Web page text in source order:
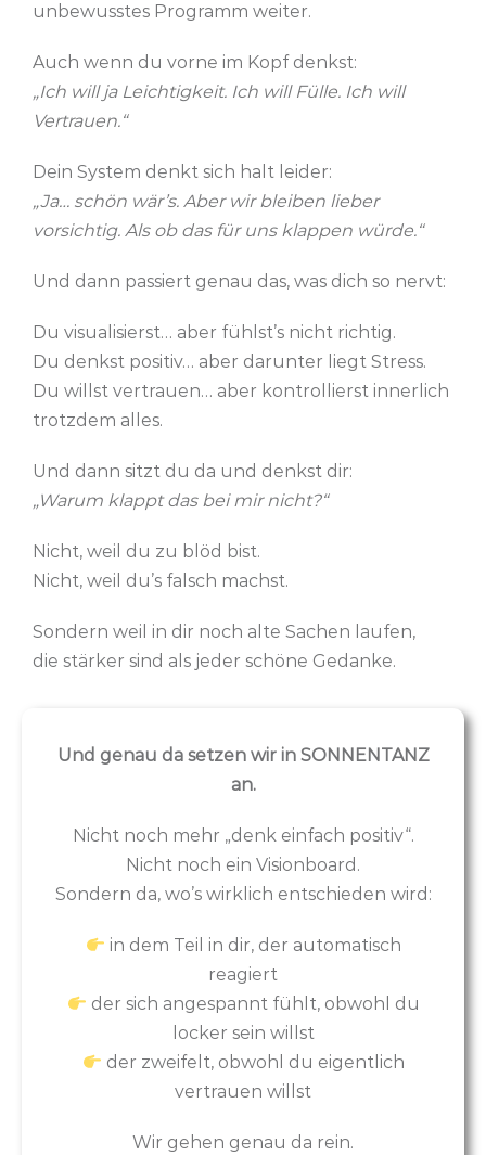
unbewusstes Programm weiter.
Auch wenn du vorne im Kopf denkst:
„Ich will ja Leichtigkeit. Ich will Fülle. Ich will
Vertrauen.“
Dein System denkt sich halt leider:
„Ja… schön wär’s. Aber wir bleiben lieber
vorsichtig. Als ob das für uns klappen würde.“
Und dann passiert genau das, was dich so nervt:
Du visualisierst… aber fühlst’s nicht richtig.
Du denkst positiv… aber darunter liegt Stress.
Du willst vertrauen… aber kontrollierst innerlich
trotzdem alles.
Und dann sitzt du da und denkst dir:
„Warum klappt das bei mir nicht?“
Nicht, weil du zu blöd bist.
Nicht, weil du’s falsch machst.
Sondern weil in dir noch alte Sachen laufen,
die stärker sind als jeder schöne Gedanke.
Und genau da setzen wir in SONNENTANZ
an.
Nicht noch mehr „denk einfach positiv“.
Nicht noch ein Visionboard.
Sondern da, wo’s wirklich entschieden wird:
in dem Teil in dir, der automatisch
reagiert
der sich angespannt fühlt, obwohl du
locker sein willst
der zweifelt, obwohl du eigentlich
vertrauen willst
Wir gehen genau da rein.